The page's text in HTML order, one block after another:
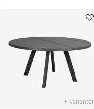
+ Varianter